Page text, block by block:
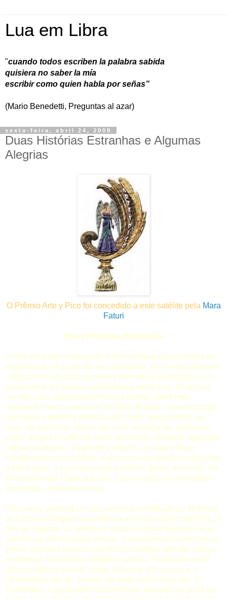
Lua em Libra
"cuando todos escriben la palabra sabida
quisiera no saber la mía
escribir como quien habla por señas”
(Mario Benedetti, Preguntas al azar)
sexta-feira, abril 24, 2009
Duas Histórias Estranhas e Algumas
Alegrias
O Prêmio Arte y Pico foi concedido a este satélite pela Mara
Faturi
Duas Histórias Estranhas
A vida é mesmo engraçada e nem sempre encontramos as
respostas para o que ela nos apresenta. Ao menos não sem
muitas horas de divã ou muitos kilômetros pedalados, ou o
equivalente em horas caminhadas à beira-mar. Há quase
um mês uma luminária despenca do teto sobre meu
notebook e leva, junto com as fotos de todo o meu passado,
mil textos e poemas jamais publicados, documentos, as
aulas do semestre inteiro que está começando, palestras,
teses, artigos científicos, artes, planilhas, contatos, agendas,
mimos recebidos. Segundo o técnico, um dano físico
esculhambou o hard disk, e ele teve uma demência precoce
e fulminante, a contrastar com a minha, tardia, incidiosa. Se
tinha back-up? Claro que não. Estas coisas só acontecem
aos outros, afinal de contas.
Peça nova instalada e uma semana acordando às 4h30min
de cada madrugada para refazer as coisas mais urgentes, já
que as viagens, os amores e outras delícias deveriam ficar
mesmo na memória das retinas. Computador funcionando a
pleno, algumas aulas e planilhas contábeis refeitas, outros
endereços novamente obtidos e salvos. Passavam-se 14
dias do fatídico evento inicial. Na noite que iniciava, o
computador aberto, o cálice de vinho recém-servido. E
Theozinho, o gato-bebê recentemente deixado na porta de